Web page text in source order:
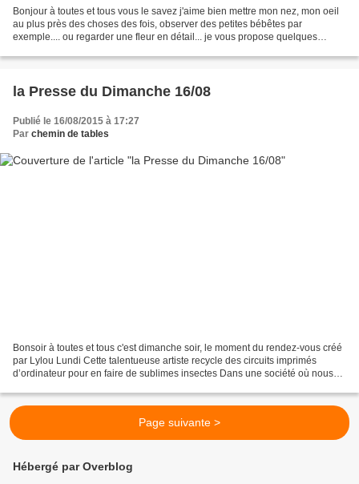
Bonjour à toutes et tous vous le savez j'aime bien mettre mon nez, mon oeil
au plus près des choses des fois, observer des petites bébêtes par
exemple.... ou regarder une fleur en détail... je vous propose quelques
la Presse du Dimanche 16/08
Publié le 16/08/2015 à 17:27
Par chemin de tables
Bonsoir à toutes et tous c'est dimanche soir, le moment du rendez-vous créé
par Lylou Lundi Cette talentueuse artiste recycle des circuits imprimés
d’ordinateur pour en faire de sublimes insectes Dans une société où nous
Page suivante >
Hébergé par Overblog